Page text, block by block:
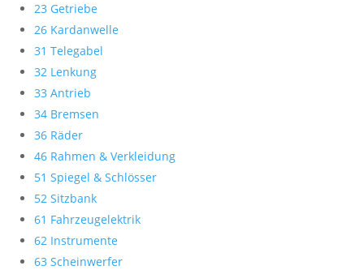
23 Getriebe
26 Kardanwelle
31 Telegabel
32 Lenkung
33 Antrieb
34 Bremsen
36 Räder
46 Rahmen & Verkleidung
51 Spiegel & Schlösser
52 Sitzbank
61 Fahrzeugelektrik
62 Instrumente
63 Scheinwerfer